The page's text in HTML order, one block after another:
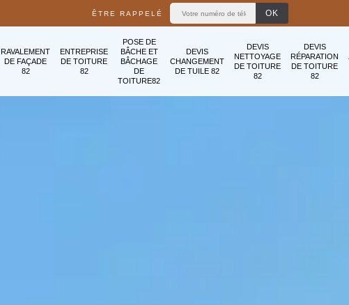
ÊTRE RAPPELÉ
RAVALEMENT
DE FAÇADE
82
ENTREPRISE
DE TOITURE
82
POSE DE
BÂCHE ET
BÂCHAGE
DE
TOITURE82
DEVIS
CHANGEMENT
DE TUILE 82
DEVIS
NETTOYAGE
DE TOITURE
82
DEVIS
RÉPARATION
DE TOITURE
82